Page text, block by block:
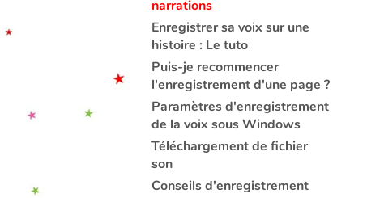
narrations
Enregistrer sa voix sur une
histoire : Le tuto
Puis-je recommencer
l'enregistrement d'une page ?
Paramètres d'enregistrement
de la voix sous Windows
Téléchargement de fichier
son
Conseils d'enregistrement